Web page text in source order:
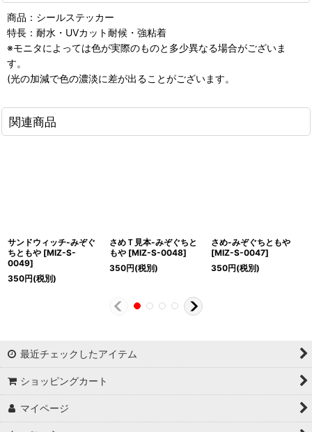
商品：シールステッカー
特長：耐水・UVカット耐候・強粘着
※モニタによっては色が実際のものと多少異なる場合がございま
す。
(光の加減で色の濃淡に差が出ることがございます。
関連商品
サンドウィッチ-みぞぐ
ちともや [MIZ-S-
0049]
350円(税別)
さめＴ見本-みぞぐちと
もや [MIZ-S-0048]
350円(税別)
さめ-みぞぐちともや
[MIZ-S-0047]
350円(税別)
最近チェックしたアイテム
ショッピングカート
マイページ